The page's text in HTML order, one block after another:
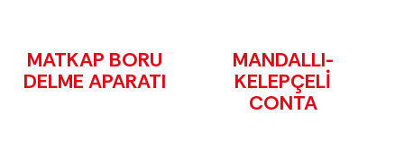
MATKAP BORU
DELME APARATI
MANDALLI-
KELEPÇELİ
CONTA